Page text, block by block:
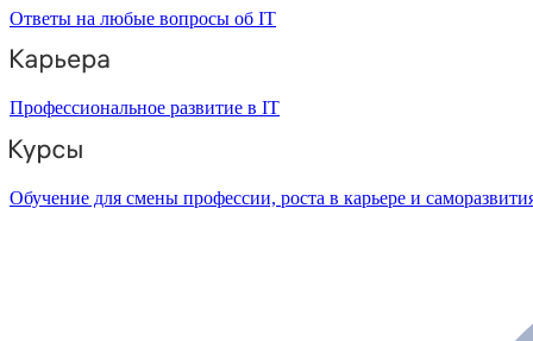
Ответы на любые вопросы об IT
Профессиональное развитие в IT
Обучение для смены профессии, роста в карьере и